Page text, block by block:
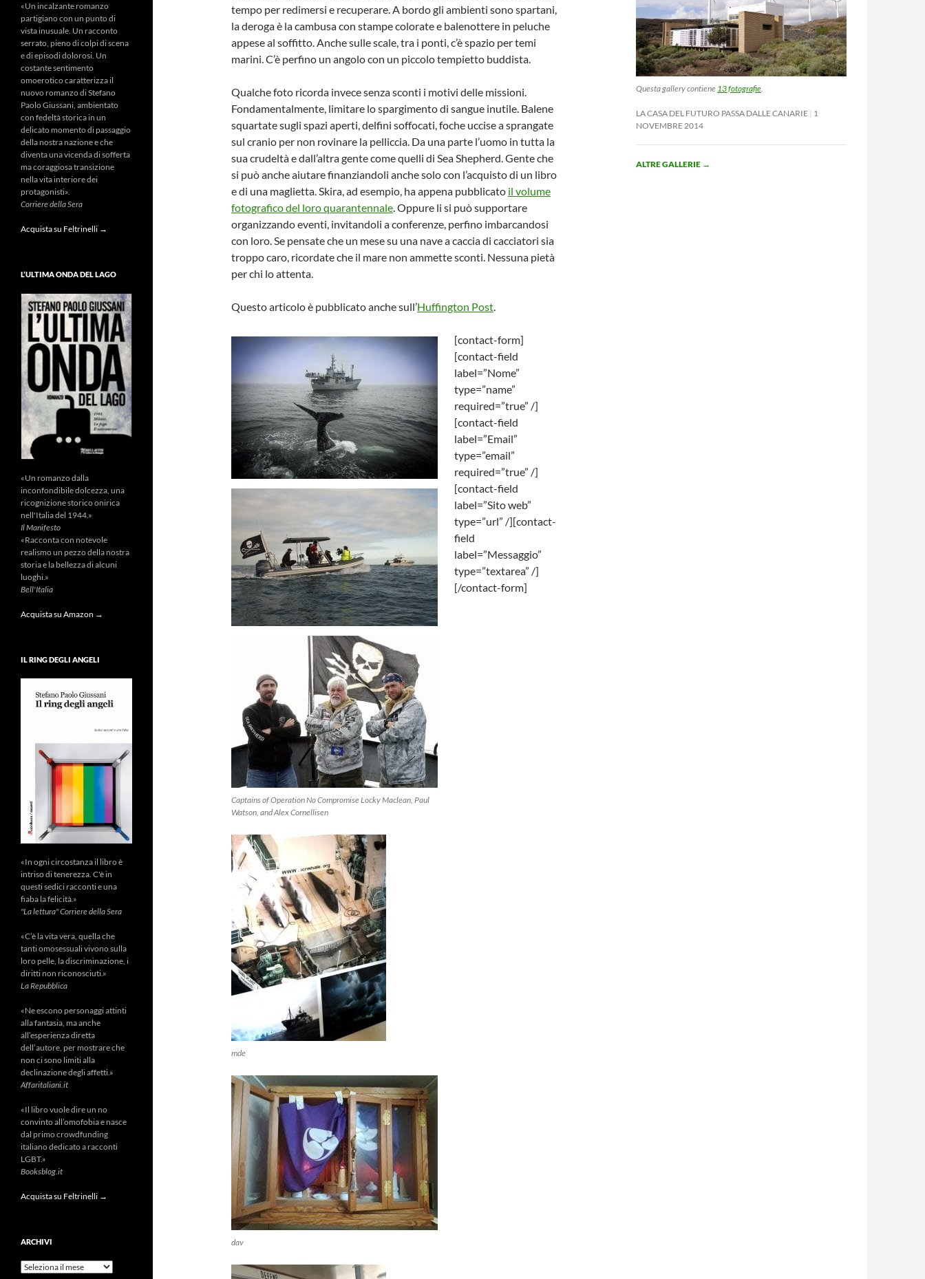
tempo per redimersi e recuperare. A bordo gli ambienti sono spartani,
la deroga è la cambusa con stampe colorate e balenottere in peluche
appese al soffitto. Anche sulle scale, tra i ponti, c’è spazio per temi
marini. C’è perfino un angolo con un piccolo tempietto buddista.
Qualche foto ricorda invece senza sconti i motivi delle missioni.
Fondamentalmente, limitare lo spargimento di sangue inutile. Balene
squartate sugli spazi aperti, delfini soffocati, foche uccise a sprangate
sul cranio per non rovinare la pelliccia. Da una parte l’uomo in tutta la
sua crudeltà e dall’altra gente come quelli di Sea Shepherd. Gente che
si può anche aiutare finanziandoli anche solo con l’acquisto di un libro
e di una maglietta. Skira, ad esempio, ha appena pubblicato il volume
fotografico del loro quarantennale. Oppure li si può supportare
organizzando eventi, invitandoli a conferenze, perfino imbarcandosi
con loro. Se pensate che un mese su una nave a caccia di cacciatori sia
troppo caro, ricordate che il mare non ammette sconti. Nessuna pietà
per chi lo attenta.
Questo articolo è pubblicato anche sull’Huffington Post.
Captains of Operation No Compromise Locky Maclean, Paul
Watson, and Alex Cornellisen
mde
dav
[contact-form]
[contact-field
label=”Nome”
type=”name”
required=”true” /]
[contact-field
label=”Email”
type=”email”
required=”true” /]
[contact-field
label=”Sito web”
type=”url” /][contact-
field
label=”Messaggio”
type=”textarea” /]
[/contact-form]
Questa gallery contiene 13 fotografie.
LA CASA DEL FUTURO PASSA DALLE CANARIE 1
NOVEMBRE 2014
ALTRE GALLERIE →
«Un incalzante romanzo
partigiano con un punto di
vista inusuale. Un racconto
serrato, pieno di colpi di scena
e di episodi dolorosi. Un
costante sentimento
omoerotico caratterizza il
nuovo romanzo di Stefano
Paolo Giussani, ambientato
con fedeltà storica in un
delicato momento di passaggio
della nostra nazione e che
diventa una vicenda di sofferta
ma coraggiosa transizione
nella vita interiore dei
protagonisti».
Corriere della Sera
Acquista su Feltrinelli →
L’ULTIMA ONDA DEL LAGO
«Un romanzo dalla
inconfondibile dolcezza, una
ricognizione storico onirica
nell'Italia del 1944.»
Il Manifesto
«Racconta con notevole
realismo un pezzo della nostra
storia e la bellezza di alcuni
luoghi.»
Bell'Italia
Acquista su Amazon →
IL RING DEGLI ANGELI
«In ogni circostanza il libro è
intriso di tenerezza. C'è in
questi sedici racconti e una
fiaba la felicità.»
"La lettura" Corriere della Sera
«C’è la vita vera, quella che
tanti omosessuali vivono sulla
loro pelle, la discriminazione, i
diritti non riconosciuti.»
La Repubblica
«Ne escono personaggi attinti
alla fantasia, ma anche
all’esperienza diretta
dell’autore, per mostrare che
non ci sono limiti alla
declinazione degli affetti.»
Affaritaliani.it
«Il libro vuole dire un no
convinto all’omofobia e nasce
dal primo crowdfunding
italiano dedicato a racconti
LGBT.»
Booksblog.it
Acquista su Feltrinelli →
ARCHIVI
Archivi